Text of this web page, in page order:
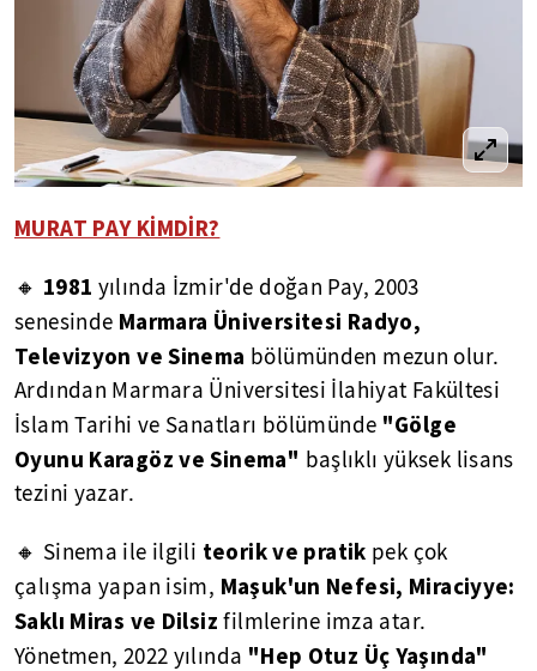
MURAT PAY KİMDİR?
🔸 1981 yılında İzmir'de doğan Pay, 2003
senesinde Marmara Üniversitesi Radyo,
Televizyon ve Sinema bölümünden mezun olur.
Ardından Marmara Üniversitesi İlahiyat Fakültesi
İslam Tarihi ve Sanatları bölümünde "Gölge
Oyunu Karagöz ve Sinema" başlıklı yüksek lisans
tezini yazar.
🔸 Sinema ile ilgili teorik ve pratik pek çok
çalışma yapan isim, Maşuk'un Nefesi, Miraciyye:
Saklı Miras ve Dilsizfilmlerine imza atar.
Yönetmen, 2022 yılında "Hep Otuz Üç Yaşında"